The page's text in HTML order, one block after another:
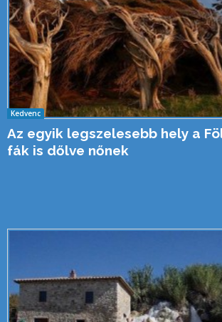
Kedvenc
Az egyik legszelesebb hely a
fák is dőlve nőnek